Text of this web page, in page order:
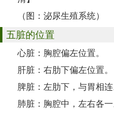
（图：泌尿生殖系统）
五脏的位置
心脏：胸腔偏左位置。
肝脏 ：右肋下偏左位置。
脾脏：左肋下，与胃相连
肺脏：胸腔中，左右各一